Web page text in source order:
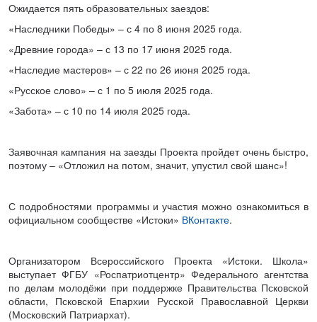
Ожидается пять образовательных заездов:
«Наследники Победы» – с 4 по 8 июня 2025 года.
«Древние города» – с 13 по 17 июня 2025 года.
«Наследие мастеров» – с 22 по 26 июня 2025 года.
«Русское слово» – с 1 по 5 июля 2025 года.
«Забота» – с 10 по 14 июля 2025 года.
Заявочная кампания на заезды Проекта пройдет очень быстро,
поэтому – «Отложил на потом, значит, упустил свой шанс»!
С подробностями программы и участия можно ознакомиться в
официальном сообществе «Истоки» ВКонтакте.
Организатором Всероссийского Проекта «Истоки. Школа»
выступает ФГБУ «Роспатриотцентр» Федерального агентства
по делам молодёжи при поддержке Правительства Псковской
области, Псковской Епархии Русской Православной Церкви
(Московский Патриархат).